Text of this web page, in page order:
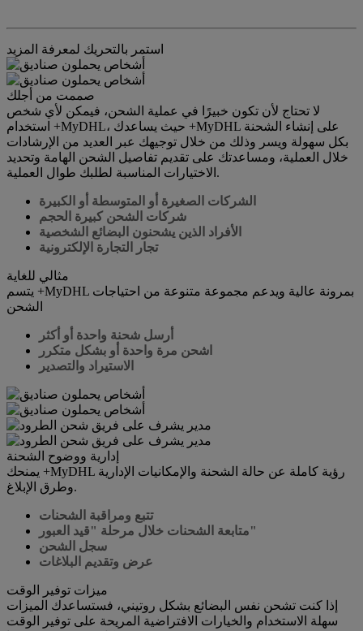
استمر بالتحريك لمعرفة المزيد
صممت من أجلك
لا تحتاج لأن تكون خبيرًا في عملية الشحن، فيمكن لأي شخص
استخدام +MyDHL، حيث يساعدك +MyDHL على إنشاء الشحنة
بكل سهولة ويسر وذلك من خلال توجيهك عبر العديد من الإرشادات
خلال العملية، ومساعدتك على تقديم تفاصيل الشحن الهامة وتحديد
الاختيارات المناسبة لطلبك طوال العملية.
الشركات الصغيرة أو المتوسطة أو الكبيرة
شركات الشحن كبيرة الحجم
الأفراد الذين يشحنون البضائع الشخصية
تجار التجارة الإلكترونية
مثالي للغاية
يتسم +MyDHL بمرونة عالية ويدعم مجموعة متنوعة من احتياجات
الشحن
أرسل شحنة واحدة أو أكثر
اشحن مرة واحدة أو بشكل متكرر
الاستيراد والتصدير
إدارية ووضوح الشحنة
يمنحك +MyDHL رؤية كاملة عن حالة الشحنة والإمكانيات الإدارية
وطرق الإبلاغ.
تتبع ومراقبة الشحنات
متابعة الشحنات خلال مرحلة "قيد العبور"
سجل الشحن
عرض وتقديم البلاغات
ميزات توفير الوقت
إذا كنت تشحن نفس البضائع بشكل روتيني، فستساعدك الميزات
سهلة الاستخدام والخيارات الافتراضية المريحة على توفير الوقت